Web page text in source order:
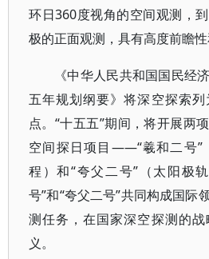
环日360度视角的空间观测，
极的正面观测，具有高度前瞻性
《中华人民共和国国民经
五年规划纲要》将深空探索
点。“十五五”期间，将开展两
空间探日项目——“羲和二号”
程）和“夸父二号”（太阳极
号”和“夸父二号”共同构成国际
测任务，在国家深空探测的
义。